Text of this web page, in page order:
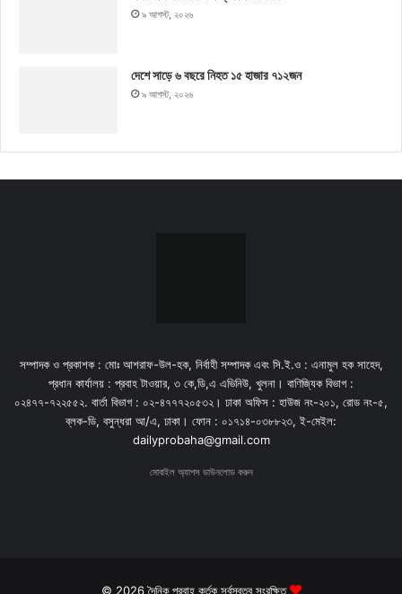
৯ আগস্ট, ২০২৬
দেশে সাড়ে ৬ বছরে নিহত ১৫ হাজার ৭১২জন
৯ আগস্ট, ২০২৬
সম্পাদক ও প্রকাশক : মোঃ আশরাফ-উল-হক, নির্বাহী সম্পাদক এবং সি.ই.ও : এনামুল হক সাহেদ,
প্রধান কার্যালয় : প্রবাহ টাওয়ার, ৩ কে,ডি,এ এভিনিউ, খুলনা। বাণিজ্যিক বিভাগ :
০২৪৭৭-৭২২৫৫২. বার্তা বিভাগ : ০২-৪৭৭৭২০৫৩২। ঢাকা অফিস : হাউজ নং-২০১, রোড নং-৫,
ব্লক-ডি, বসুন্ধরা আ/এ, ঢাকা। ফোন : ০১৭১৪-০৩৮৮২৩, ই-মেইল:
dailyprobaha@gmail.com
মোবাইল অ্যাপস ডাউনলোড করুন
© 2026 দৈনিক প্রবাহ কর্তৃক সর্বস্বত্ব সংরক্ষিত